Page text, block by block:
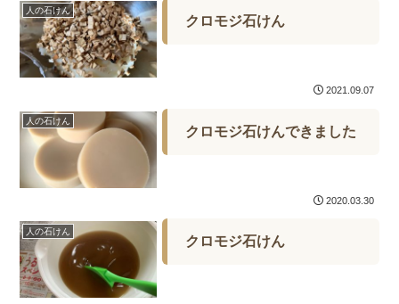
人の石けん
クロモジ石けん
2021.09.07
人の石けん
クロモジ石けんできました
2020.03.30
人の石けん
クロモジ石けん